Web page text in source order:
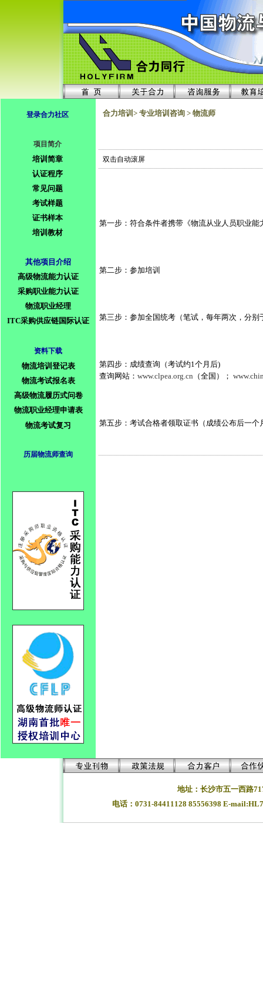
登录合力社区
项目简介
培训简章
认证程序
常见问题
考试样题
证书样本
培训教材
其他项目介绍
高级物流能力认证
采购职业能力认证
物流职业经理
ITC采购供应链国际认证
资料下载
物流培训登记表
物流考试报名表
高级物流履历式问卷
物流职业经理申请表
物流考试复习
历届物流师查询
合力培训> 专业培训咨询 > 物流师
双击自动滚屏
第一步：符合条件者携带《物流从业人员职业
第二步：参加培训
第三步：参加全国统考（笔试，每年两次，分
第四步：成绩查询（考试约1个月后)
查询网站： www.clpea.org.cn （全国）；
第五步：考试合格者领取证书（成绩公布后一
地址：长沙市五一西路
电话：0731-84411128 85556398 E-